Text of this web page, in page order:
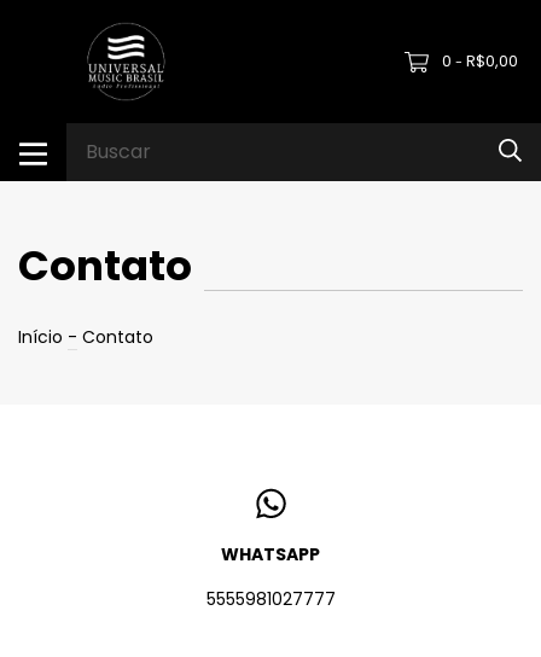
0 - R$0,00
Contato
Início - Contato
WHATSAPP
5555981027777